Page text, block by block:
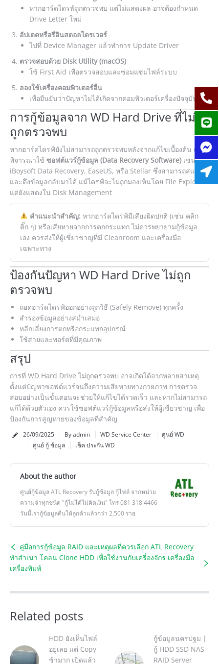
หากฮาร์ดไดรฟ์ถูกตรวจพบ แต่ไม่แสดงผล อาจต้องกำหนด
Drive Letter ใหม่
อัปเดตหรือรีอินสตอลไดรเวอร์
ไปที่ Device Manager แล้วทำการ Update Driver
ตรวจสอบด้วย Disk Utility (macOS)
ใช้ First Aid เพื่อตรวจสอบและซ่อมแซมไฟล์ระบบ
ลองใช้เครื่องคอมพิวเตอร์อื่น
เพื่อยืนยันว่าปัญหาไม่ได้เกิดจากคอมพิวเตอร์เครื่องปัจจุบัน
การกู้ข้อมูลจาก WD Hard Drive ที่ไม่
ถูกตรวจพบ
หากฮาร์ดไดรฟ์ยังไม่สามารถถูกตรวจพบหลังจากแก้ไขเบื้องต้น ควร
พิจารณาใช้ ซอฟต์แวร์กู้ข้อมูล (Data Recovery Software) เช่น
iBoysoft Data Recovery, EaseUS, หรือ Stellar ซึ่งสามารถสแกน
และดึงข้อมูลกลับมาได้ แม้ไดรฟ์จะไม่ถูกมองเห็นโดย File Explorer
แต่ยังแสดงใน Disk Management
คำแนะนำสำคัญ: หากฮาร์ดไดรฟ์มีเสียงผิดปกติ (เช่น คลิก
ติ๊ก ๆ) หรือเสียหายจากการตกกระแทก ไม่ควรพยายามกู้ข้อมูล
เอง ควรส่งให้ผู้เชี่ยวชาญที่มี Cleanroom และเครื่องมือ
เฉพาะทาง
ป้องกันปัญหา WD Hard Drive ไม่ถูก
ตรวจพบ
ถอดฮาร์ดไดรฟ์ออกอย่างถูกวิธี (Safely Remove) ทุกครั้ง
สำรองข้อมูลอย่างสม่ำเสมอ
หลีกเลี่ยงการตกหรือกระแทกอุปกรณ์
ใช้สายและพอร์ตที่มีคุณภาพ
สรุป
การที่ WD Hard Drive ไม่ถูกตรวจพบ อาจเกิดได้จากหลายสาเหตุ
ตั้งแต่ปัญหาซอฟต์แวร์จนถึงความเสียหายทางกายภาพ การตรวจ
สอบอย่างเป็นขั้นตอนจะช่วยให้แก้ไขได้รวดเร็ว และหากไม่สามารถ
แก้ได้ด้วยตัวเอง ควรใช้ซอฟต์แวร์กู้ข้อมูลหรือส่งให้ผู้เชี่ยวชาญ เพื่อ
ป้องกันการสูญหายของข้อมูลที่สำคัญ
26/09/2025 By admin WD Service Center
ศูนย์ WD
ศูนย์ กู้ ข้อมูล
เช็ค ประกัน WD
About the author
ศูนย์กู้ข้อมูล ATL Recovery รับกู้ข้อมูล กู้ไฟล์ จากหน่วย
ความจำทุกชนิด "กู้ไม่ได้ไม่คิดเงิน" โทร 081 318 4466
วันนี้เรากู้ข้อมูลคืนให้ลูกค้าแล้วกว่า 2,500 ราย
คู่มือการกู้ข้อมูล RAID และเหตุผลที่ควรเลือก ATL Recovery
ทำสำเนา โคลน Clone HDD เพื่อใช้งานกับเครื่องจักร เครื่องมือ
เครื่องพิมพ์
Related posts
HDD ยังเห็นไฟล์
อยู่เลย แต่ Copy
ช้ามาก เปิดแล้ว
กู้ข้อมูลนครปฐม |
กู้ HDD SSD NAS
RAID Server